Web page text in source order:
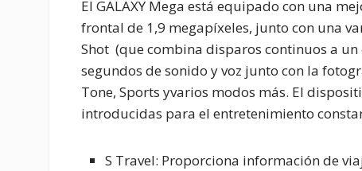
El GALAXY Mega está equipado con una
frontal de 1,9 megapíxeles, junto con una
Shot (que combina disparos continuos a
segundos de sonido y voz junto con la
Tone, Sports yvarios modos más. El
introducidas para el entretenimiento
S Travel: Proporciona información de